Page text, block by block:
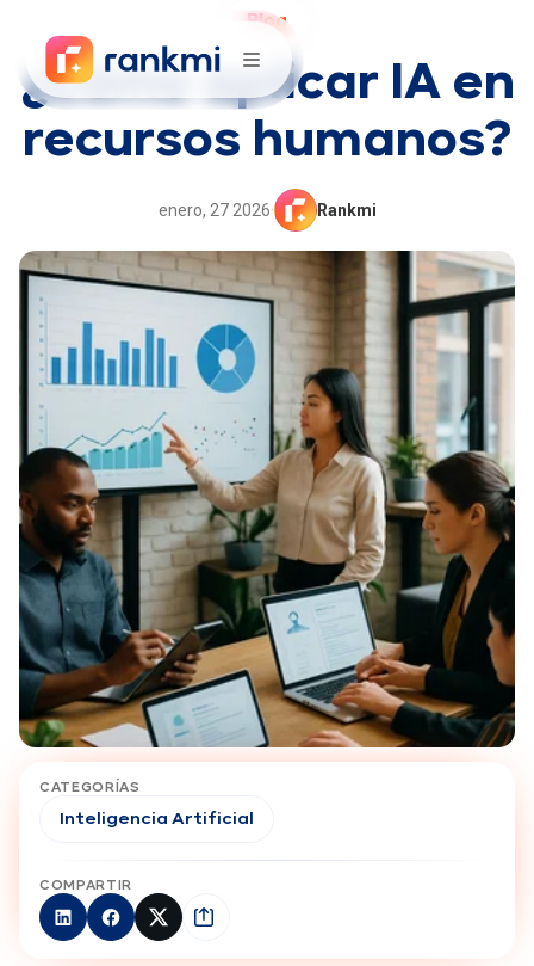
Blog
¿Cómo aplicar IA en
recursos humanos?
enero, 27 2026· Rankmi
CATEGORÍAS
Inteligencia Artificial
COMPARTIR